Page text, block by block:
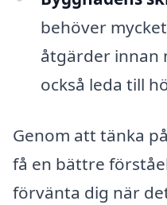
behöver
åtgärder innan
också leda till
Genom att tänka
få en bättre
förvänta dig när